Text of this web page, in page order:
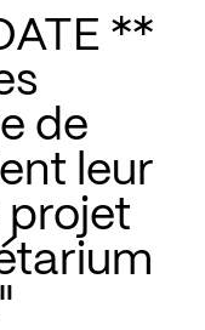
**
de
leur
projet